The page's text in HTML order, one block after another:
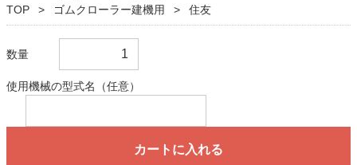
TOP
ゴムクローラー建機用 住友
数量
使用機械の型式名（任意）
カートに入れる